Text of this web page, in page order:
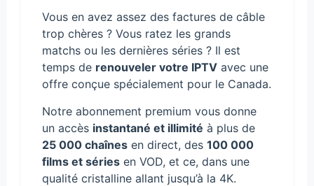
Vous en avez assez des factures de câble
trop chères ? Vous ratez les grands
matchs ou les dernières séries ? Il est
temps de renouveler votre IPTV avec une
offre conçue spécialement pour le Canada.
Notre abonnement premium vous donne
un accès instantané et illimité à plus de
25 000 chaînes en direct, des 100 000
films et séries en VOD, et ce, dans une
qualité cristalline allant jusqu’à la 4K.